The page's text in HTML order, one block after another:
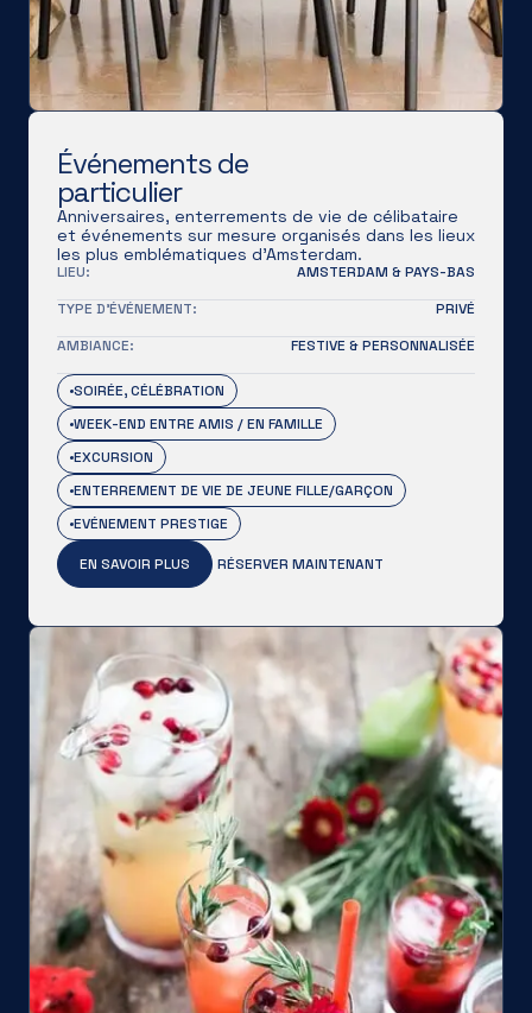
Événements de
particulier
Anniversaires, enterrements de vie de célibataire
et événements sur mesure organisés dans les lieux
les plus emblématiques d'Amsterdam.
LIEU:
AMSTERDAM & PAYS-BAS
TYPE D'ÉVÉNEMENT:
PRIVÉ
AMBIANCE:
FESTIVE & PERSONNALISÉE
SOIRÉE, CÉLÉBRATION
WEEK-END ENTRE AMIS / EN FAMILLE
EXCURSION
ENTERREMENT DE VIE DE JEUNE FILLE/GARÇON
EVÉNEMENT PRESTIGE
EN SAVOIR PLUS RÉSERVER MAINTENANT